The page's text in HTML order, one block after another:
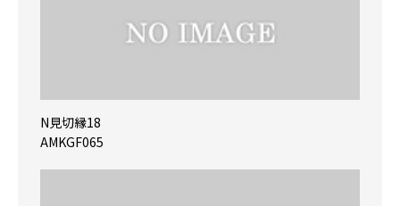
N見切縁18
AMKGF065